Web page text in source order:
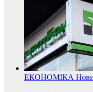
ЕКОНОМІКА